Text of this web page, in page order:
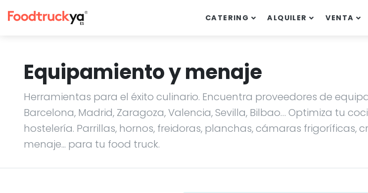
CATERING ALQUILER VENTA
Equipamiento y menaje
Herramientas para el éxito culinario. Encuentra proveedores de
Barcelona, Madrid, Zaragoza, Valencia, Sevilla, Bilbao… Optimiza tu
hostelería. Parrillas, hornos, freidoras, planchas, cámaras frigoríficas,
menaje... para tu food truck.